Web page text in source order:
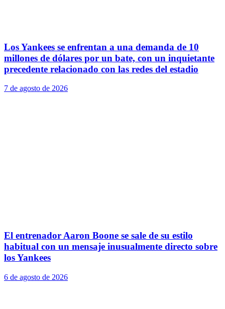
Los Yankees se enfrentan a una demanda de 10
millones de dólares por un bate, con un inquietante
precedente relacionado con las redes del estadio
7 de agosto de 2026
El entrenador Aaron Boone se sale de su estilo
habitual con un mensaje inusualmente directo sobre
los Yankees
6 de agosto de 2026